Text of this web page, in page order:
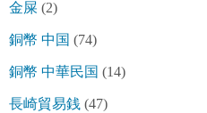
金屎 (2)
銅幣 中国 (74)
銅幣 中華民国 (14)
長崎貿易銭 (47)